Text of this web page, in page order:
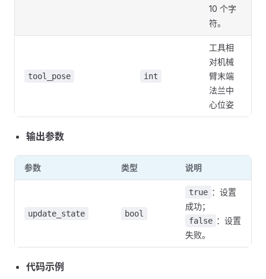
10 个字
符。
tool_pose int
工具相
对机械
臂末端
法兰中
心位姿
输出参数
参数 类型 说明
update_state bool
true ：设置
成功；
false ：设置
失败。
代码示例